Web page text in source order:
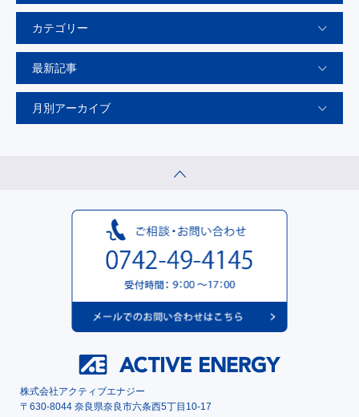
カテゴリー
最新記事
月別アーカイブ
株式会社アクティブエナジー
〒630-8044 奈良県奈良市六条西5丁目10-17